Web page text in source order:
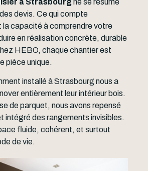
devis. Ce qui compte
la capacité à comprendre votre
en réalisation concrète, durable
HEBO, chaque chantier est
pièce unique.
installé à Strasbourg nous a
entièrement leur intérieur bois.
de parquet, nous avons repensé
intégré des rangements invisibles.
fluide, cohérent, et surtout
de vie.